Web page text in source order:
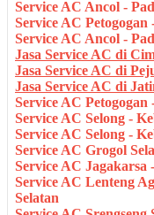
Service AC Ancol -
Service AC Petogogan
Service AC Ancol -
Jasa Service AC di
Jasa Service AC di
Jasa Service AC di
Service AC Petogogan
Service AC Selong -
Service AC Selong -
Service AC Grogol
Service AC Jagakarsa
Service AC Lenteng
Selatan